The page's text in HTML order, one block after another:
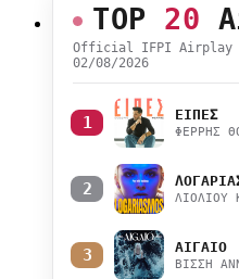
TOP 20
Official IFPI Airplay
02/08/2026
1 ΕΙΠΕΣ
ΦΕΡΡΗΣ
2 ΛΙΟΛΙΟΥ
3 ΑΙΓΑΙΟ
ΒΙΣΣΗ